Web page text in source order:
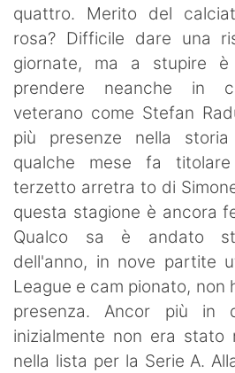
quattro. Merito del
rosa? Difficile dare una
giornate, ma a stupire
prendere neanche in
veterano come Stefan
più presenze nella
qualche mese fa
terzetto arretra to di
questa stagione è ancora
Qualco sa è andato
dell'anno, in nove partite
League e cam pionato, non
presenza. Ancor più in
inizialmente non era stato
nella lista per la Serie A.